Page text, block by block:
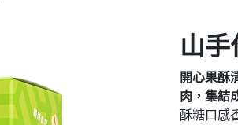
山手
開心果酥
肉，集結
酥糖口感